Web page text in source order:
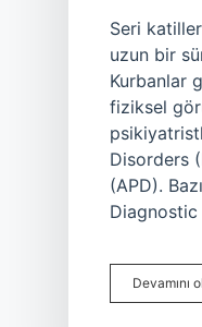
Seri
uzun bir
Kurbanlar
fiziksel
Disorders
(APD).
Diagnostic
Devamını